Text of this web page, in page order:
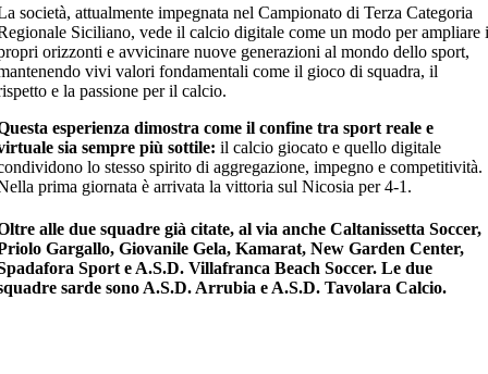
società, attualmente impegnata nel Campionato di Terza Categoria
Siciliano, vede il calcio digitale come un modo per ampliare
orizzonti e avvicinare nuove generazioni al mondo dello sport,
vivi valori fondamentali come il gioco di squadra, il
e la passione per il calcio.
esperienza dimostra come il confine tra sport reale e
sia sempre più sottile: il calcio giocato e quello digitale
lo stesso spirito di aggregazione, impegno e competitività.
prima giornata è arrivata la vittoria sul Nicosia per 4-1.
alle due squadre già citate, al via anche Caltanissetta Soccer,
Gargallo, Giovanile Gela, Kamarat, New Garden Center,
Sport e A.S.D. Villafranca Beach Soccer. Le due
sarde sono A.S.D. Arrubia e A.S.D. Tavolara Calcio.